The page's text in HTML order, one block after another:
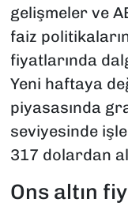
gelişmeler ve
faiz
fiyatlarında
Yeni haftaya
piyasasında
seviyesinde
317 dolardan
Ons altın